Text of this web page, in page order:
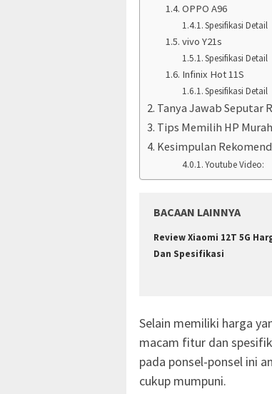
OPPO A96
Spesifikasi Detail
vivo Y21s
Spesifikasi Detail
Infinix Hot 11S
Spesifikasi Detail
Tanya Jawab Seputar
Tips Memilih HP
Kesimpulan
Youtube Video:
BACAAN LAINNYA
Review Xiaomi 12T 5G
Dan Spesifikasi
Selain memiliki harga
macam fitur dan
pada ponsel-ponsel ini
cukup mumpuni.